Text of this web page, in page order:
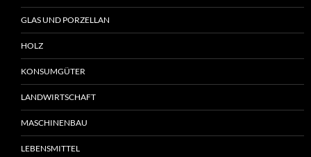
GLAS UND PORZELLAN
HOLZ
KONSUMGÜTER
LANDWIRTSCHAFT
MASCHINENBAU
LEBENSMITTEL